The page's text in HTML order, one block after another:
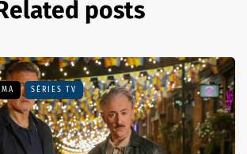
posts
SÉRIES TV